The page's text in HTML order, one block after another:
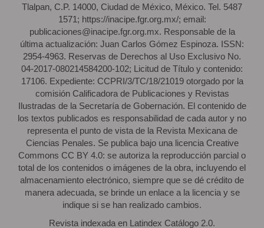
Tlalpan, C.P. 14000, Ciudad de México, México. Tel. 5487
1571; https://inacipe.fgr.org.mx/; email:
publicaciones@inacipe.fgr.org.mx. Responsable de la
última actualización: Juan Carlos Gómez Espinoza. ISSN:
2954-4963. Reservas de Derechos al Uso Exclusivo No.
04-2017-080214584200-102; Licitud de Título y contenido:
17106. Expediente: CCPRI/3/TC/18/21019 otorgado por la
comisión Calificadora de Publicaciones y Revistas
Ilustradas de la Secretaría de Gobernación. El contenido de
los textos publicados es responsabilidad de cada autor y no
representa el punto de vista de la Revista Mexicana de
Ciencias Penales. Se publica bajo una licencia Creative
Commons CC BY 4.0: se autoriza la reproducción parcial o
total de los contenidos o imágenes de la obra, incluyendo el
almacenamiento electrónico, siempre que se dé crédito de
manera adecuada, se brinde un enlace a la licencia y se
indique si se han realizado cambios.
Revista indexada en Latindex Catálogo 2.0.